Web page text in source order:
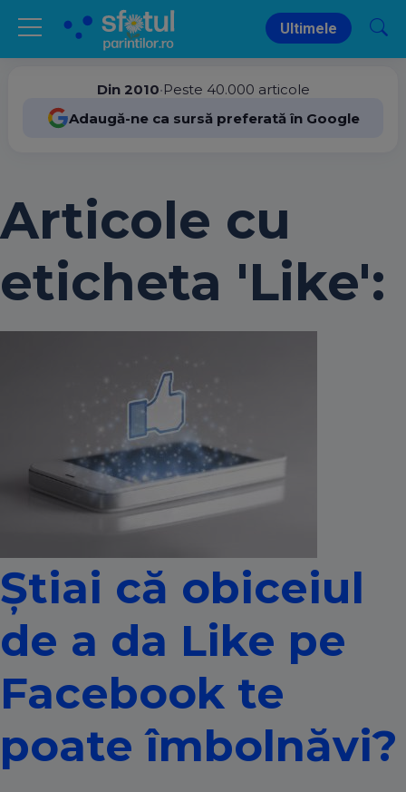
Ultimele
Din 2010•Peste 40.000 articole
Adaugă-ne ca sursă preferată în Google
Articole cu
eticheta 'Like':
Știai că obiceiul
de a da Like pe
Facebook te
poate îmbolnăvi?